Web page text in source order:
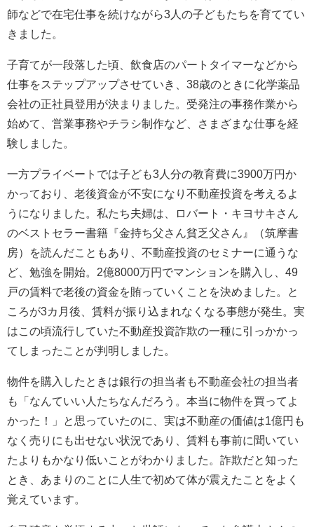
師などで在宅仕事を続けながら3人の子どもたちを育ててい
きました。
子育てが一段落した頃、飲食店のパートタイマーなどから
仕事をステップアップさせていき、38歳のときに化学薬品
会社の正社員登用が決まりました。受発注の事務作業から
始めて、営業事務やチラシ制作など、さまざまな仕事を経
験しました。
一方プライベートでは子ども3人分の教育費に3900万円か
かっており、老後資金が不安になり不動産投資を考えるよ
うになりました。私たち夫婦は、ロバート・キヨサキさん
のベストセラー書籍『金持ち父さん貧乏父さん』（筑摩書
房）を読んだこともあり、不動産投資のセミナーに通うな
ど、勉強を開始。2億8000万円でマンションを購入し、49
戸の賃料で老後の資金を賄っていくことを決めました。と
ころが3カ月後、賃料が振り込まれなくなる事態が発生。実
はこの頃流行していた不動産投資詐欺の一種に引っかかっ
てしまったことが判明しました。
物件を購入したときは銀行の担当者も不動産会社の担当者
も「なんていい人たちなんだろう。本当に物件を買ってよ
かった！」と思っていたのに、実は不動産の価値は1億円も
なく売りにも出せない状況であり、賃料も事前に聞いてい
たよりもかなり低いことがわかりました。詐欺だと知った
とき、あまりのことに人生で初めて体が震えたことをよく
覚えています。